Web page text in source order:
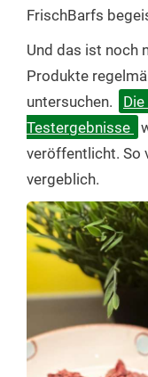
FrischBarfs
Und das ist noch
Produkte
untersuchen.
Testergebnisse
veröffentlicht. So
vergeblich.